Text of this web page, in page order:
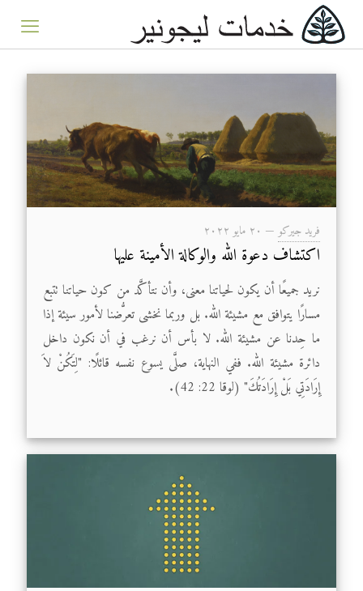
فريد جيركو — ۲۰ مايو ۲۰۲۲
اكتشاف دعوة الله والوكالة الأمينة عليها
نريد جميعًا أن يكون لحياتنا معنى، وأن نتأكَّد من كون حياتنا تتبع
مسارًا يتوافق مع مشيئة الله. بل وربما نخشى تعرُّضنا لأمور سيئة إذا
ما حِدنا عن مشيئة الله. لا بأس أن نرغب في أن نكون داخل
دائرة مشيئة الله. ففي النهاية، صلَّى يسوع نفسه قائلًا: "لِتَكُنْ لاَ
إِرَادَتِي بَلْ إِرَادَتُكَ" (لوقا 22: 42).